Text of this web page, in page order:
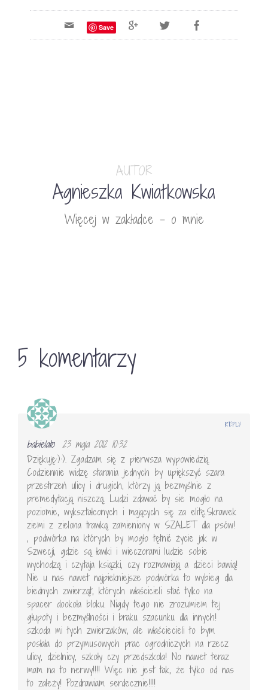
Save
AUTOR
Agnieszka Kwiatkowska
Więcej w zakładce - o mnie
5 komentarzy
babielato 23 maja 2012 10:32
Dziękuję:):). Zgadzam się z pierwsza wypowiedzią.
Codziennie widzę starania jednych by upiększyć szara
przestrzeń ulicy i drugich, którzy ją bezmyślnie z
premedytacją niszczą. Ludzi zdawać by sie mogło na
poziomie, wykształconych i mających się za elitę.Skrawek
ziemi z zielona trawką zamieniony w SZALET dla psów!
, podwórka na których by mogło tętnić życie jak w
Szwecji, gdzie są ławki i wieczorami ludzie sobie
wychodzą i czytaja ksiązki, czy rozmawiają a dzieci bawią!
Nie u nas nawet najpiekniejsze podwórka to wybieg dla
biednych zwierząt, których właścicieli stać tylko na
spacer dookoła bloku. Nigdy tego nie zrozumiem tej
głupoty i bezmyślności i braku szacunku dla innych!
szkoda mi tych zwierzaków, ale właściecieli to bym
posłała do przymusowych prac ogrodniczych na rzecz
ulicy, dzielnicy, szkoły czy przedszkola! No nawet teraz
mam na to nerwy!!!! Więc nie jest tak, że tylko od nas
to zależy! Pozdrawiam serdecznie!!!!
REPLY